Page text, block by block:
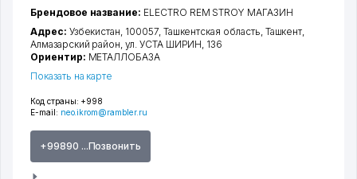
Код страны: +998
E-mail: neo.ikrom@rambler.ru
+99890 ...Позвонить
Брендовое название: ELECTRO REM STROY МАГАЗИН
Адрес: Узбекистан, 100057, Ташкентская область Ташкент
Алмазарский район ,ул. УСТА ШИРИН , 136
Ориентир: МЕТАЛЛОБАЗА
Показать на карте